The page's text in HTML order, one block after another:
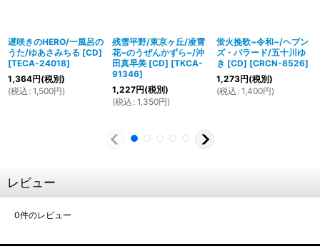
遅咲きのHERO/一風呂の
うた/ゆあさみちる [CD]
[TECA-24018]
1,364円(税別)
(税込 : 1,500円)
残雪平野/東京ヶ丘/凌霄
花~のうぜんかずら~/沖
田真早美 [CD] [TKCA-
91346]
1,227円(税別)
(税込 : 1,350円)
蛍火挽歌~令和~/ヘブン
ズ・バラード/五十川ゆ
き [CD] [CRCN-8526]
1,273円(税別)
(税込 : 1,400円)
レビュー
0件のレビュー